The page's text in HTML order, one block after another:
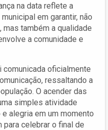
na data reflete a
em garantir, não
mas também a qualidade
a comunidade e
comunicada oficialmente
ressaltando a
O acender das
simples atividade
alegria em um momento
celebrar o final de